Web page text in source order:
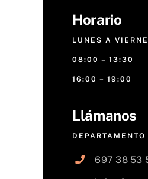
Horario
LUNES A
08:00 – 13:30
16:00 – 19:00
Llámanos
697 38 53